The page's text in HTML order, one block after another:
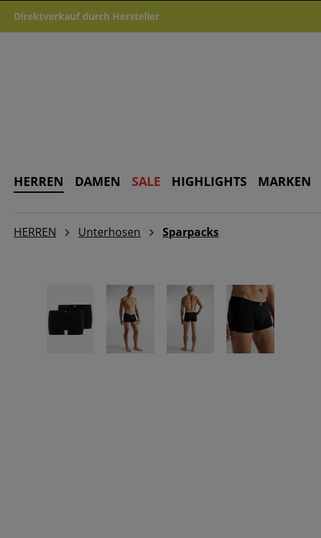
Hauptinhalt springen
Zur Suche springen
Zur Hauptnavigation springen
Direktverkauf durch Hersteller
HERREN DAMEN SALE HIGHLIGHTS MARKEN
HERREN Unterhosen Sparpacks